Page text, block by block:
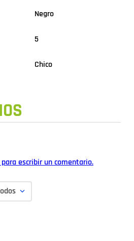
Negro
5
Chico
escribir un comentario.